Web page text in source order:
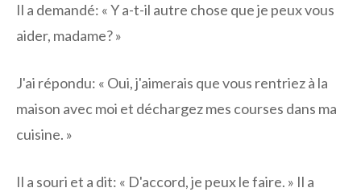
Il a demandé: « Y a-t-il autre chose que je peux vous
aider, madame? »
J'ai répondu: « Oui, j'aimerais que vous rentriez à la
maison avec moi et déchargez mes courses dans ma
cuisine. »
Il a souri et a dit: « D'accord, je peux le faire. » Il a